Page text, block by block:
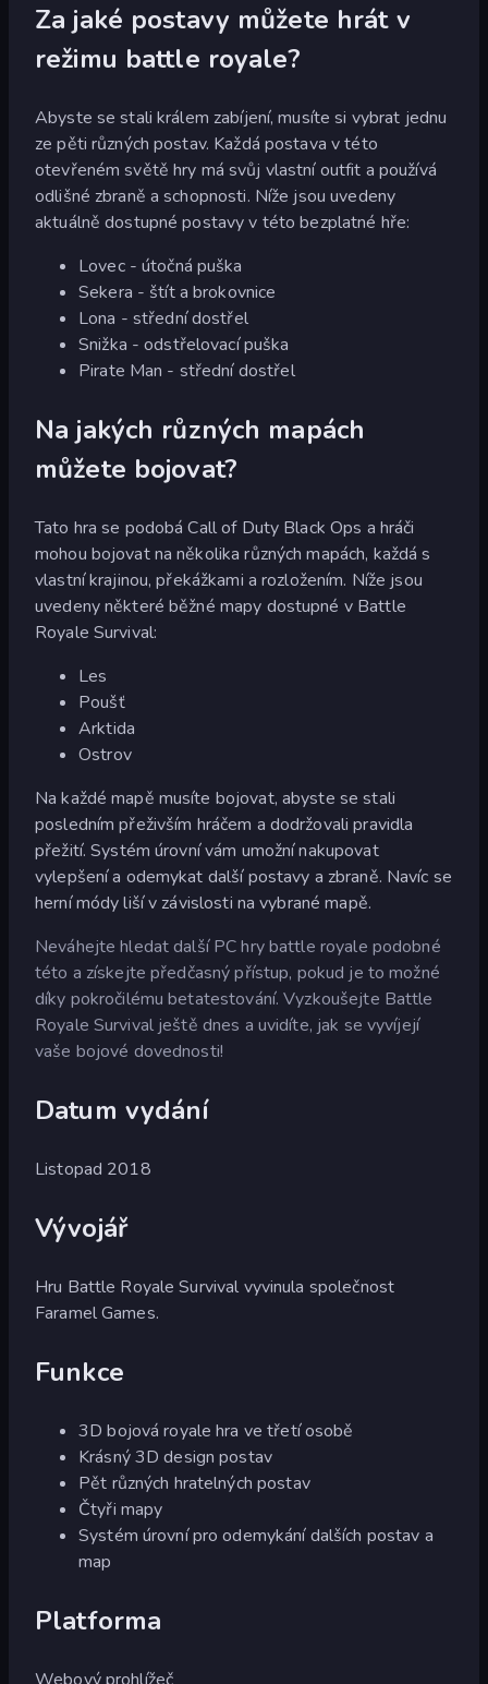
Za jaké postavy můžete hrát v
režimu battle royale?
Abyste se stali králem zabíjení, musíte si vybrat jednu
ze pěti různých postav. Každá postava v této
otevřeném světě hry má svůj vlastní outfit a používá
odlišné zbraně a schopnosti. Níže jsou uvedeny
aktuálně dostupné postavy v této bezplatné hře:
Lovec - útočná puška
Sekera - štít a brokovnice
Lona - střední dostřel
Snižka - odstřelovací puška
Pirate Man - střední dostřel
Na jakých různých mapách
můžete bojovat?
Tato hra se podobá Call of Duty Black Ops a hráči
mohou bojovat na několika různých mapách, každá s
vlastní krajinou, překážkami a rozložením. Níže jsou
uvedeny některé běžné mapy dostupné v Battle
Royale Survival:
Les
Poušť
Arktida
Ostrov
Na každé mapě musíte bojovat, abyste se stali
posledním přeživším hráčem a dodržovali pravidla
přežití. Systém úrovní vám umožní nakupovat
vylepšení a odemykat další postavy a zbraně. Navíc se
herní módy liší v závislosti na vybrané mapě.
Neváhejte hledat další PC hry battle royale podobné
této a získejte předčasný přístup, pokud je to možné
díky pokročilému betatestování. Vyzkoušejte Battle
Royale Survival ještě dnes a uvidíte, jak se vyvíjejí
vaše bojové dovednosti!
Datum vydání
Listopad 2018
Vývojář
Hru Battle Royale Survival vyvinula společnost
Faramel Games.
Funkce
3D bojová royale hra ve třetí osobě
Krásný 3D design postav
Pět různých hratelných postav
Čtyři mapy
Systém úrovní pro odemykání dalších postav a
map
Platforma